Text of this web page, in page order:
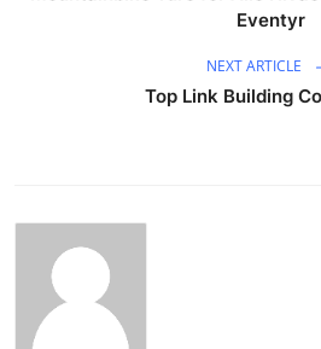
Eventyr
NEXT ARTICLE
Top Link Building